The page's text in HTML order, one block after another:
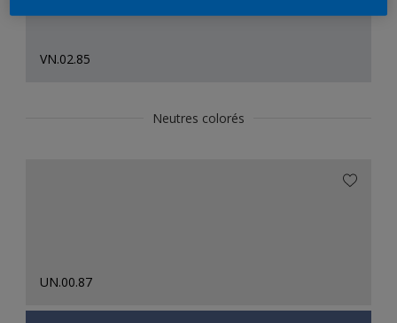
VN.02.85
Neutres colorés
UN.00.87